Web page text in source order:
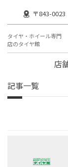
〒843-
タイヤ・ホイール専門
店のタイヤ館
店
記事一覧